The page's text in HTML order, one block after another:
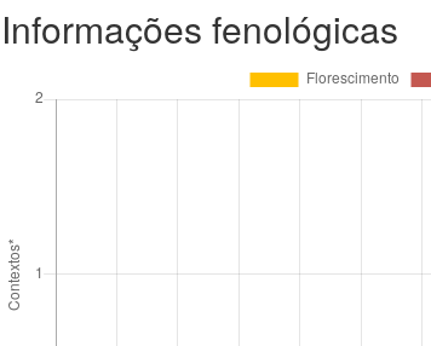
Informações fenológicas